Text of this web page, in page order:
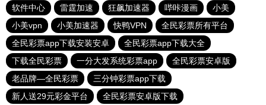
软件中心
雷霆加速 狂飙加速器 哔咔漫画
小美
小美vpn
小美加速器 快鸭VPN
全民彩票所有平台
全民彩票app下载安装安卓
全民彩票app下载大全
下载全民彩票
一分大发系统彩票app
全民彩票安卓版
老品牌—全民彩票
三分钟彩票app下载
新人送29元彩金平台
全民彩票安卓版下载